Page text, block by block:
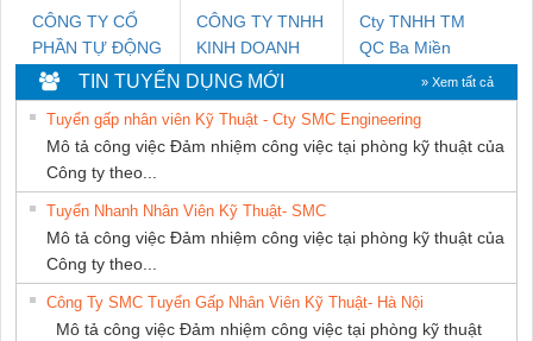
CÔNG TY CỔ
PHẦN TỰ ĐỘNG
TIẾN HƯNG
CÔNG TY TNHH
KINH DOANH
DỊCH VỤ XNK
PHƯƠNG NAM
Cty TNHH TM
QC Ba Miền
TIN TUYỂN DỤNG MỚI » Xem tất cả
Tuyển gấp nhân viên Kỹ Thuật - Cty SMC Engineering
Mô tả công việc Đảm nhiệm công việc tại phòng kỹ thuật của
Công ty theo...
Tuyển Nhanh Nhân Viên Kỹ Thuật- SMC
Mô tả công việc Đảm nhiệm công việc tại phòng kỹ thuật của
Công ty theo...
Công Ty SMC Tuyển Gấp Nhân Viên Kỹ Thuật- Hà Nội
Mô tả công việc Đảm nhiệm công việc tại phòng kỹ thuật